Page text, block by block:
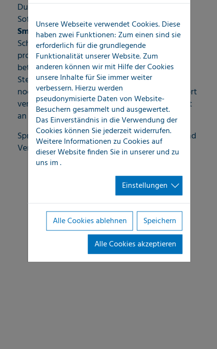
Durch unsere intelligente
SoftwarelösungLOCATEC
SmartReport®werden Informationen zu
Schäden nicht nur maßgeschneidert und
professionell dokumentiert. Die am Prozess
beteiligten
Stellen erhalten alle relevanten Informationen,
noch bevor unser Messtechniker den Schadenort
verlässt - per E-Mail oder via Schnittstelle direkt
an Ihr System oder Portal.
Sprechen Sie uns zum Thema Digitalisierung und
Vernetzung an.
Unsere Webseite verwendet Cookies. Diese
haben zwei Funktionen: Zum einen sind sie
erforderlich für die grundlegende
Funktionalität unserer Website. Zum
anderen können wir mit Hilfe der Cookies
unsere Inhalte für Sie immer weiter
verbessern. Hierzu werden
pseudonymisierte Daten von Website-
Besuchern gesammelt und ausgewertet.
Das Einverständnis in die Verwendung der
Cookies können Sie jederzeit widerrufen.
Weitere Informationen zu Cookies auf
dieser Website finden Sie in unsererund zu
uns im.
Einstellungen
Alle Cookies ablehnen
Speichern
Alle Cookies akzeptieren